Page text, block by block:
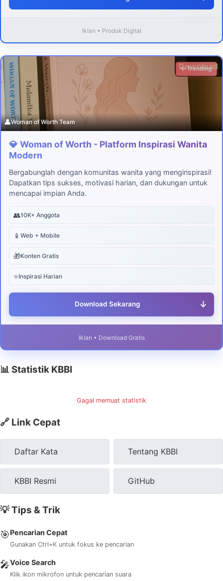
Iklan • Produk Digital
Download
✨ Trending
👤Woman of Worth Team
💎 Woman of Worth - Platform Inspirasi Wanita
Modern
Bergabunglah dengan komunitas wanita yang menginspirasi!
Dapatkan tips sukses, motivasi harian, dan dukungan untuk
mencapai impian Anda.
👥10K+ Anggota
📱 Web + Mobile
🎁Konten Gratis
⭐Inspirasi Harian
Download Sekarang ↓
Iklan • Download Gratis
📊 Statistik KBBI
Gagal memuat statistik
🔗 Link Cepat
Daftar Kata Tentang KBBI
KBBI Resmi GitHub
💡 Tips & Trik
🎯Pencarian Cepat
Gunakan Ctrl+K untuk fokus ke pencarian
🎤Voice Search
Klik ikon mikrofon untuk pencarian suara